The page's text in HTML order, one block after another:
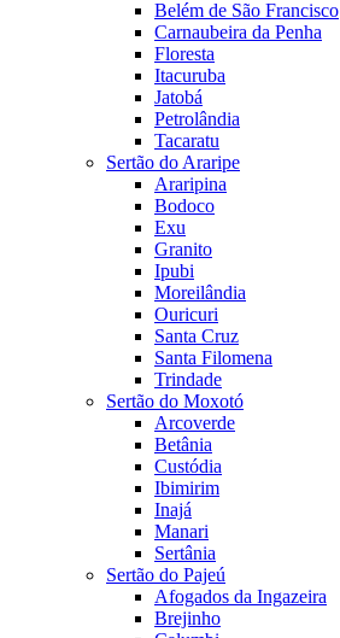
Belém de São Francisco
Carnaubeira da Penha
Floresta
Itacuruba
Jatobá
Petrolândia
Tacaratu
Sertão do Araripe
Araripina
Bodoco
Exu
Granito
Ipubi
Moreilândia
Ouricuri
Santa Cruz
Santa Filomena
Trindade
Sertão do Moxotó
Arcoverde
Betânia
Custódia
Ibimirim
Inajá
Manari
Sertânia
Sertão do Pajeú
Afogados da Ingazeira
Brejinho